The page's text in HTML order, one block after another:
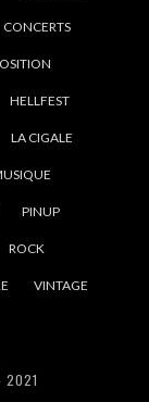
CONCERTS
HELLFEST
LA CIGALE
PINUP
ROCK
VINTAGE
2021